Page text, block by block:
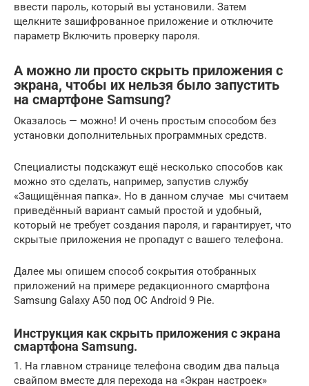
ввести пароль, который вы установили. Затем
щелкните зашифрованное приложение и отключите
параметр Включить проверку пароля.
А можно ли просто скрыть приложения с
экрана, чтобы их нельзя было запустить
на смартфоне Samsung?
Оказалось — можно! И очень простым способом без
установки дополнительных программных средств.
Специалисты подскажут ещё несколько способов как
можно это сделать, например, запустив службу
«Защищённая папка». Но в данном случае мы считаем
приведённый вариант самый простой и удобный,
который не требует создания пароля, и гарантирует, что
скрытые приложения не пропадут с вашего телефона.
Далее мы опишем способ сокрытия отобранных
приложений на примере редакционного смартфона
Samsung Galaxy A50 под ОС Android 9 Pie.
Инструкция как скрыть приложения с экрана
смартфона Samsung.
1. На главном странице телефона сводим два пальца
свайпом вместе для перехода на «Экран настроек»